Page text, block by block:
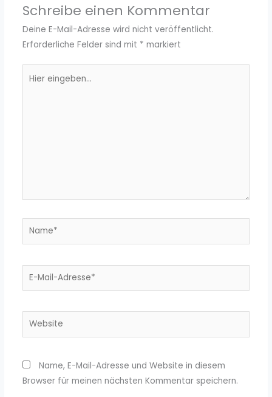
Schreibe einen Kommentar
Deine E-Mail-Adresse wird nicht veröffentlicht.
Erforderliche Felder sind mit * markiert
eingeben…
Name*
E-
Website
Name, E-Mail-Adresse und Website in diesem
Browser für meinen nächsten Kommentar speichern.